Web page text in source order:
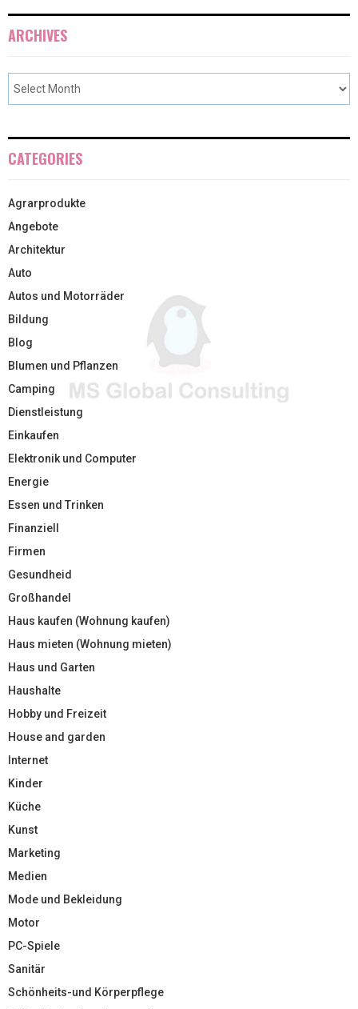
ARCHIVES
CATEGORIES
Agrarprodukte
Angebote
Architektur
Auto
Autos und Motorräder
Bildung
Blog
Blumen und Pflanzen
Camping
Dienstleistung
Einkaufen
Elektronik und Computer
Energie
Essen und Trinken
Finanziell
Firmen
Gesundheid
Großhandel
Haus kaufen (Wohnung kaufen)
Haus mieten (Wohnung mieten)
Haus und Garten
Haushalte
Hobby und Freizeit
House and garden
Internet
Kinder
Küche
Kunst
Marketing
Medien
Mode und Bekleidung
Motor
PC-Spiele
Sanitär
Schönheits-und Körperpflege